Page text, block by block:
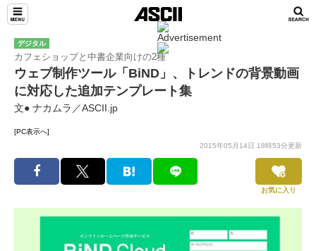
デジタル
カフェショップと中書企業向けの2種
ウェブ制作ツール「BiND」、トレンドの背景動画
に対応した追加テンプレート集
文● ナカムラ／ASCII.jp
[PC表示へ]
2015年05月14日 18時53分更新
お気に入り